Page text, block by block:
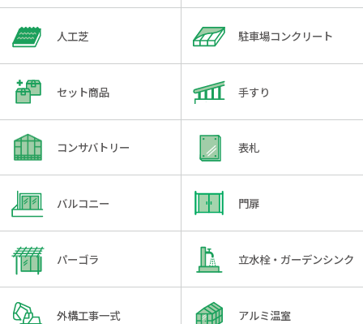
人工芝 駐車場コンクリート
セット商品 手すり
コンサバトリー 表札
バルコニー 門扉
パーゴラ 立水栓・ガーデンシンク
外構工事一式 アルミ温室